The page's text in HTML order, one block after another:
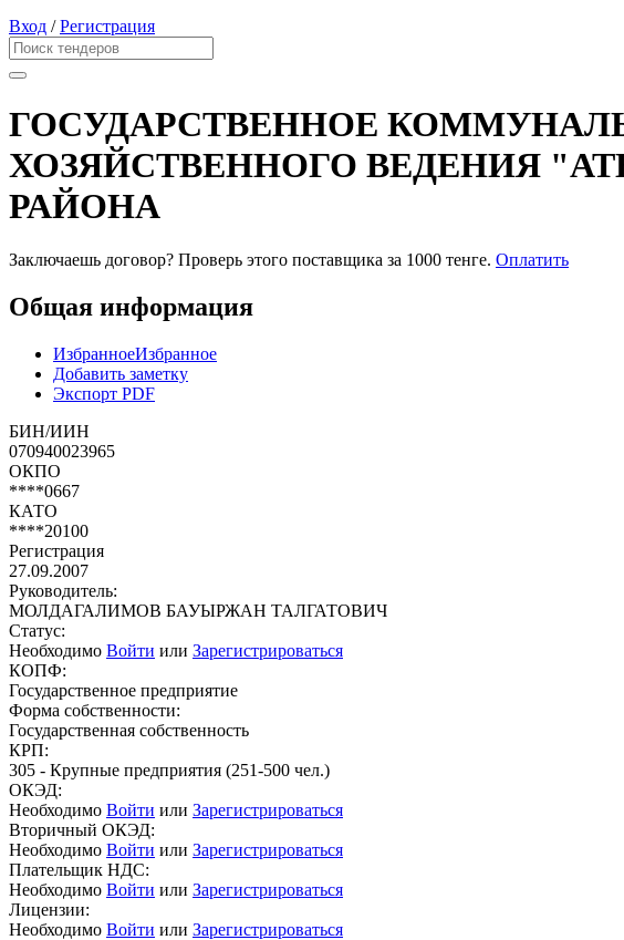
Вход /Регистрация
ГОСУДАРСТВЕННОЕ
ХОЗЯЙСТВЕННОГО ВЕДЕНИЯ
РАЙОНА
Заключаешь договор? Проверь этого поставщика за 1000 тенге. Оплатить
Общая информация
ИзбранноеИзбранное
Добавить заметку
Экспорт PDF
БИН/ИИН
070940023965
ОКПО
****0667
КАТО
****20100
Регистрация
27.09.2007
Руководитель:
МОЛДАГАЛИМОВ БАУЫРЖАН ТАЛГАТОВИЧ
Статус:
Необходимо Войти или Зарегистрироваться
КОПФ:
Государственное предприятие
Форма собственности:
Государственная собственность
КРП:
305 - Крупные предприятия (251-500 чел.)
ОКЭД:
Необходимо Войти или Зарегистрироваться
Вторичный ОКЭД:
Необходимо Войти или Зарегистрироваться
Плательщик НДС:
Необходимо Войти или Зарегистрироваться
Лицензии:
Необходимо Войти или Зарегистрироваться